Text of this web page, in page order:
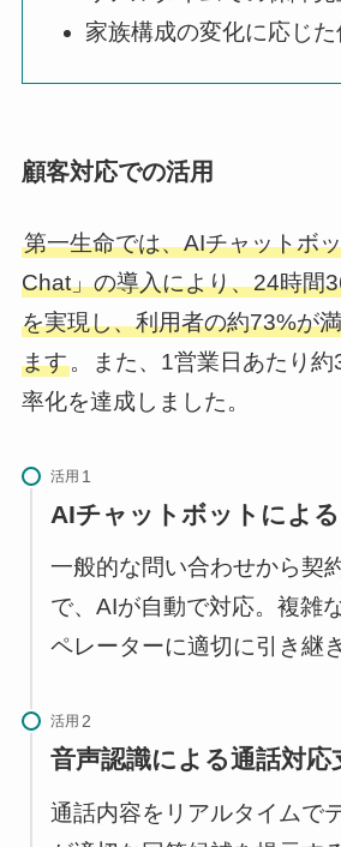
家族構成の変化に応じ
顧客対応での活用
第一生命では、AIチャットボ
Chat」の導入により、24時間
を実現し、利用者の約73%が
ます。また、1営業日あたり
率化を達成しました。
活用
AIチャットボットによ
一般的な問い合わせから契
で、AIが自動で対応。複雑
ペレーターに適切に引き継
活用
音声認識による通話対応
通話内容をリアルタイムで